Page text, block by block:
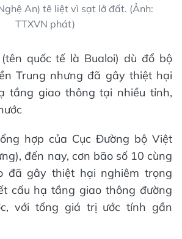
An) tê liệt vì sạt lở đất. (Ảnh:
TTXVN phát)
quốc tế là Bualoi) dù đổ bộ
Trung nhưng đã gây thiệt hại
tầng giao thông tại nhiều tỉnh,
hợp của Cục Đường bộ Việt
đến nay, cơn bão số 10 cùng
đã gây thiệt hại nghiêm trọng
cấu hạ tầng giao thông đường
với tổng giá trị ước tính gần